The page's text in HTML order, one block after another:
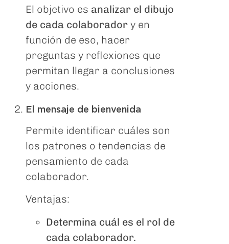
El objetivo es analizar el dibujo
de cada colaborador y en
función de eso, hacer
preguntas y reflexiones que
permitan llegar a conclusiones
y acciones.
El mensaje de bienvenida
Permite identificar cuáles son
los patrones o tendencias de
pensamiento de cada
colaborador.
Ventajas:
Determina cuál es el rol de
cada colaborador.